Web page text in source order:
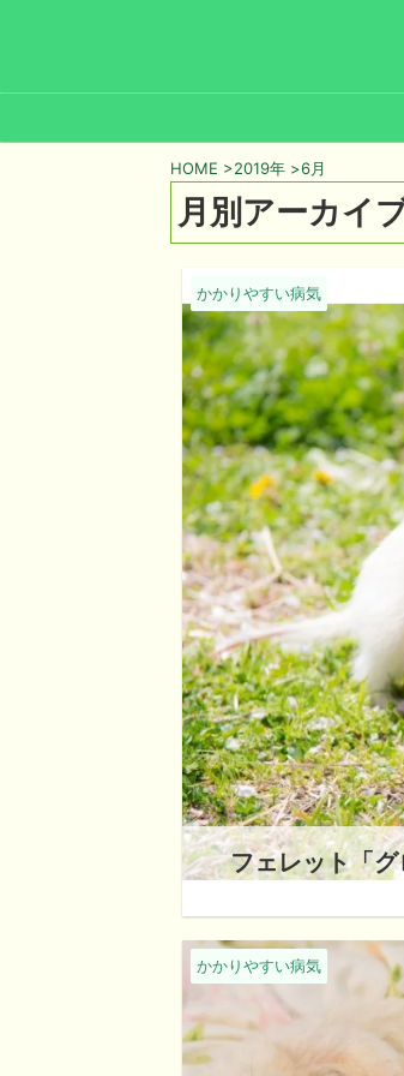
HOME >2019年 >6月
月別アーカイ
かかりやすい病気
フェレット「
かかりやすい病気